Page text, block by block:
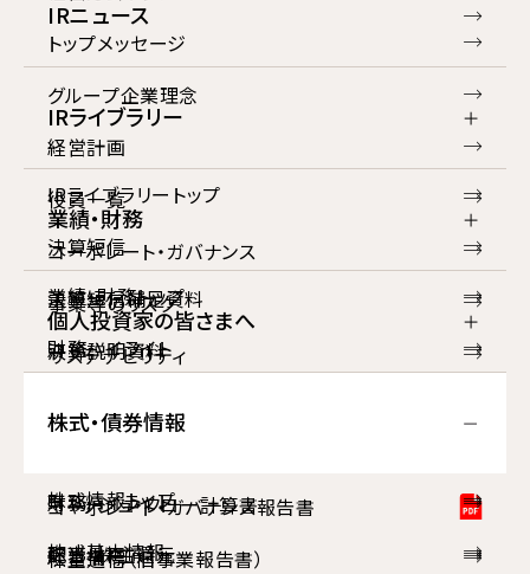
トップメッセージ
グループ企業理念
経営計画
役員一覧
コーポレート・ガバナンス
事業等のリスク
サステナビリティ
IRポリシー
IRニュース
IRライブラリー
IRライブラリートップ
決算短信
決算短信補足資料
決算説明資料
コーポレート・ガバナンス報告書
株主通信（旧事業報告書）
業績・財務
業績・財務トップ
財務ハイライト
キャッシュ・フロー計算書
経営指標
個人投資家の皆さまへ
財務ハイライト
配当・株主還元
株式・債券情報
株式情報トップ
株式基本情報